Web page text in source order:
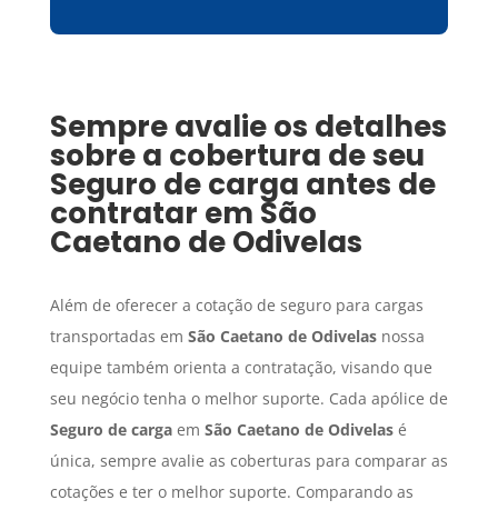
Sempre avalie os detalhes
sobre a cobertura de seu
Seguro de carga antes de
contratar em São
Caetano de Odivelas
Além de oferecer a cotação de seguro para cargas
transportadas em São Caetano de Odivelasnossa
equipe também orienta a contratação, visando que
seu negócio tenha o melhor suporte. Cada apólice de
Seguro de cargaem São Caetano de Odivelasé
única, sempre avalie as coberturas para comparar as
cotações e ter o melhor suporte. Comparando as